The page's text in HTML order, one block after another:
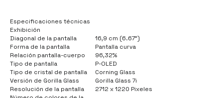
Especificaciones técnicas
Exhibición
Diagonal de la pantalla
16,9 cm (6.67")
Forma de la pantalla
Pantalla curva
Relación pantalla-cuerpo
96,32%
Tipo de pantalla
P-OLED
Tipo de cristal de pantalla
Corning Glass
Versión de Gorilla Glass
Gorilla Glass 7i
Resolución de la pantalla
2712 x 1220 Pixeles